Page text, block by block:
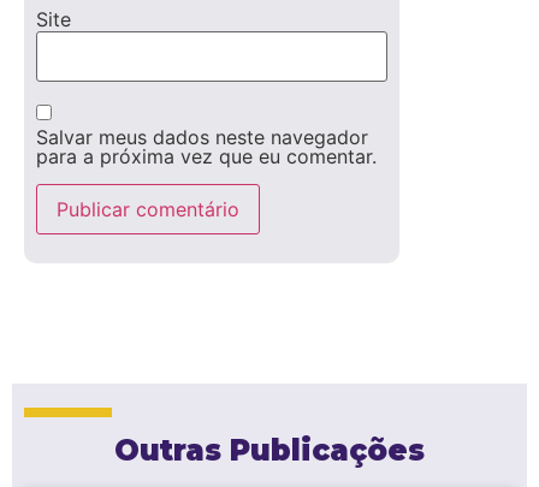
Site
Salvar meus dados neste navegador
para a próxima vez que eu comentar.
Outras Publicações